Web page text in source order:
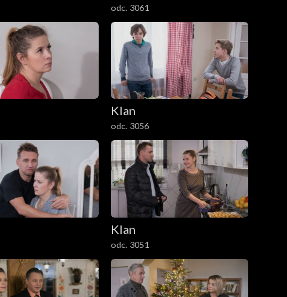
odc. 3061
Klan
odc. 3056
Klan
odc. 3051